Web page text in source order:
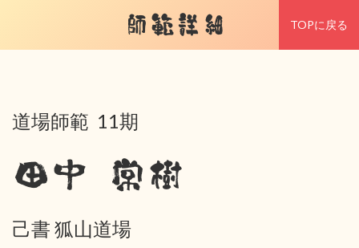
師範詳細 TOPに戻る
道場師範 11期
田中 常樹
己書 狐山道場